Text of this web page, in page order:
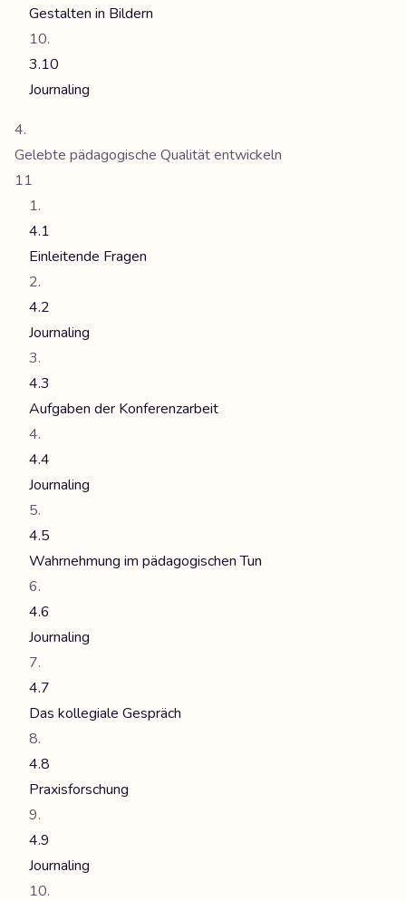
Gestalten in Bildern
3.10
Journaling
Gelebte pädagogische Qualität entwickeln
11
4.1
Einleitende Fragen
4.2
Journaling
4.3
Aufgaben der Konferenzarbeit
4.4
Journaling
4.5
Wahrnehmung im pädagogischen Tun
4.6
Journaling
4.7
Das kollegiale Gespräch
4.8
Praxisforschung
4.9
Journaling